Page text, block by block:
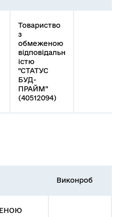
Товариство
з
обмеженою
відповідальн
істю
"СТАТУС
БУД-
ПРАЙМ"
(40512094)
Виконроб